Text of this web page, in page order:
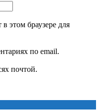
этом браузере для
по email.
почтой.